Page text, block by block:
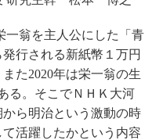
一翁を主人公にした「青
行される新紙幣１万円
た2020年は栄一翁の生
る。そこでＮＨＫ大河
ら明治という激動の時
活躍したかという内容